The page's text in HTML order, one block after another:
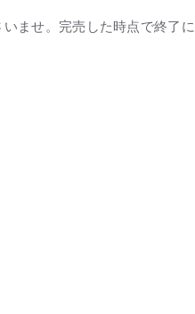
ませ。完売した時点で終了に